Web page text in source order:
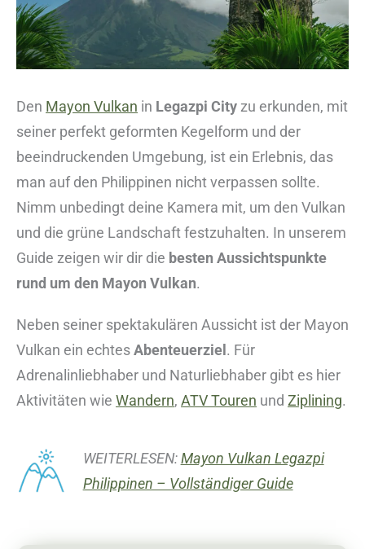
Den Mayon Vulkan in Legazpi City zu erkunden, mit
seiner perfekt geformten Kegelform und der
beeindruckenden Umgebung, ist ein Erlebnis, das
man auf den Philippinen nicht verpassen sollte.
Nimm unbedingt deine Kamera mit, um den Vulkan
und die grüne Landschaft festzuhalten. In unserem
Guide zeigen wir dir die besten Aussichtspunkte
rund um den Mayon Vulkan.
Neben seiner spektakulären Aussicht ist der Mayon
Vulkan ein echtesAbenteuerziel. Für
Adrenalinliebhaber und Naturliebhaber gibt es hier
Aktivitäten wie Wandern, ATV Touren und Ziplining.
WEITERLESEN:Mayon Vulkan Legazpi
Philippinen – Vollständiger Guide